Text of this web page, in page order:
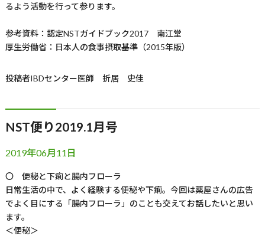
るよう活動を行って参ります。
参考資料：認定NSTガイドブック2017 南江堂
厚生労働省：日本人の食事摂取基準（2015年版）
投稿者IBDセンター医師 折居 史佳
NST便り2019.1月号
2019年06月11日
〇 便秘と下痢と腸内フローラ
日常生活の中で、よく経験する便秘や下痢。今回は薬屋さんの広告
でよく目にする「腸内フローラ」のことも交えてお話したいと思い
ます。
＜便秘＞